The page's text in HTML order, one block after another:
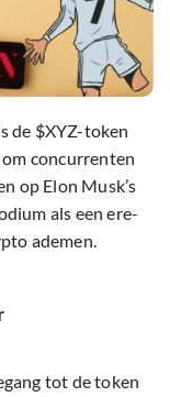
de $XYZ-token
concurrenten
op Elon Musk’s
als een ere-
ademen.
tot de token